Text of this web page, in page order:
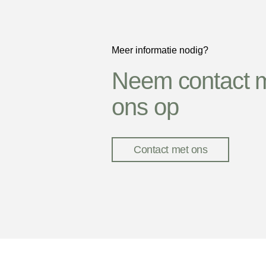
Meer informatie nodig?
Neem contact
ons op
Contact met ons